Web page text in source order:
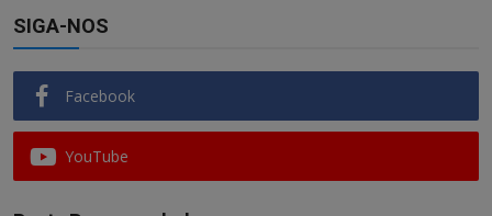
SIGA-NOS
Facebook
YouTube